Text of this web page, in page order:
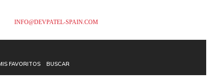
INFO@DEVPATEL-SPAIN.COM
FAVORITOS BUSCAR